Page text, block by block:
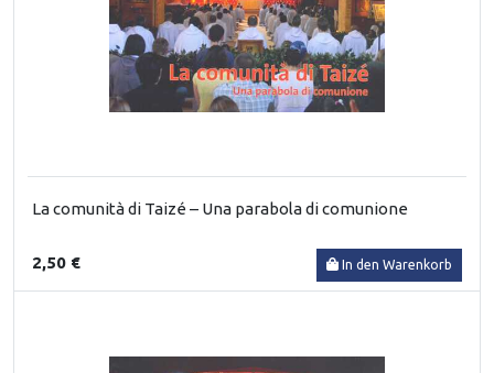
La comunità di Taizé – Una parabola di comunione
2,50 € In den Warenkorb